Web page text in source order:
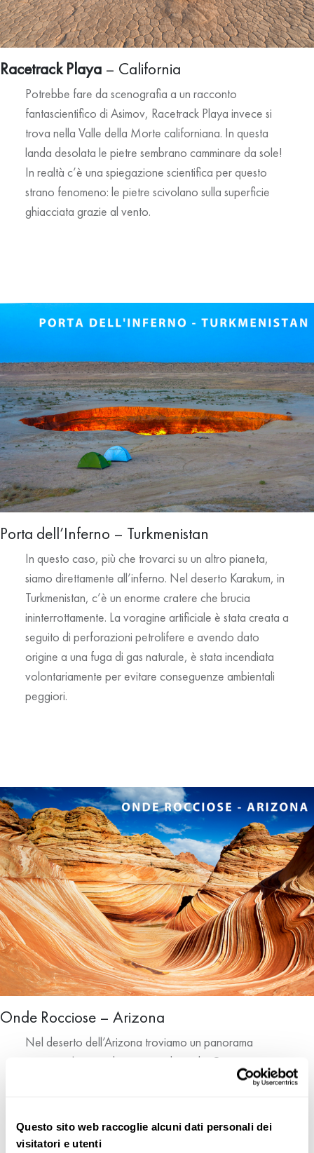
Questo sito web raccoglie alcuni dati personali dei
visitatori e utenti
Racetrack Playa – California
Potrebbe fare da scenografia a un racconto
fantascientifico di Asimov, Racetrack Playa invece si
trova nella Valle della Morte californiana. In questa
landa desolata le pietre sembrano camminare da sole!
In realtà c’è una spiegazione scientifica per questo
strano fenomeno: le pietre scivolano sulla superficie
ghiacciata grazie al vento.
Porta dell’Inferno – Turkmenistan
In questo caso, più che trovarci su un altro pianeta,
siamo direttamente all’inferno. Nel deserto Karakum, in
Turkmenistan, c’è un enorme cratere che brucia
ininterrottamente. La voragine artificiale è stata creata a
seguito di perforazioni petrolifere e avendo dato
origine a una fuga di gas naturale, è stata incendiata
volontariamente per evitare conseguenze ambientali
peggiori.
Onde Rocciose – Arizona
Nel deserto dell’Arizona troviamo un panorama
ipnotico che ricorda una grande onda. Questa
suggestiva formazione rocciosa di arenaria è in realtà